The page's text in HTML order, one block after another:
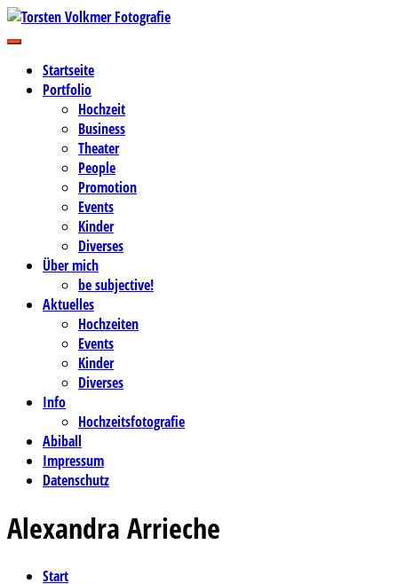
Zum
Inhalt
Torsten Volkmer Fotografie
Business-, Portrait- und Hochzeitsfotografie
Startseite
Portfolio
Hochzeit
Business
Theater
People
Promotion
Events
Kinder
Diverses
Über mich
be subjective!
Aktuelles
Hochzeiten
Events
Kinder
Diverses
Info
Hochzeitsfotografie
Abiball
Impressum
Datenschutz
Alexandra Arrieche
Start